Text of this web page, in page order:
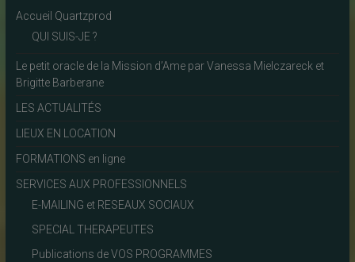
Accueil Quartzprod
QUI SUIS-JE ?
Le petit oracle de la Mission d’Ame par Vanessa Mielczareck et
Brigitte Barberane
LES ACTUALITÉS
LIEUX EN LOCATION
FORMATIONS en ligne
SERVICES AUX PROFESSIONNELS
E-MAILING et RESEAUX SOCIAUX
SPECIAL THERAPEUTES
Publications de VOS PROGRAMMES